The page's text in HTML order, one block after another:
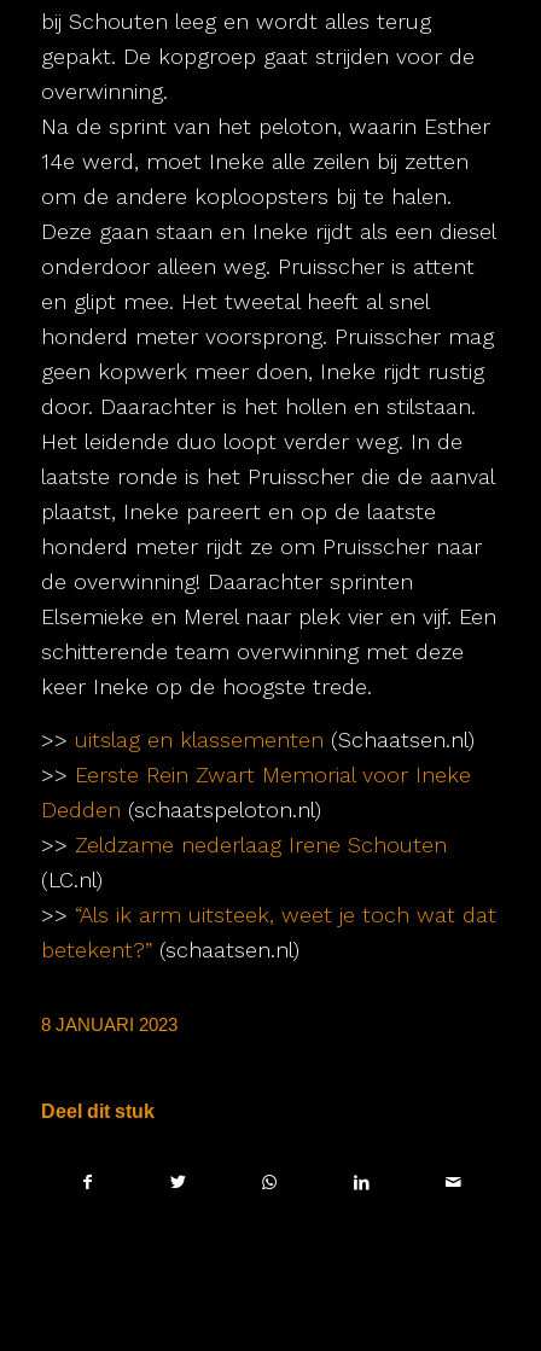
bij Schouten leeg en wordt alles terug
gepakt. De kopgroep gaat strijden voor de
overwinning.
Na de sprint van het peloton, waarin Esther
14e werd, moet Ineke alle zeilen bij zetten
om de andere koploopsters bij te halen.
Deze gaan staan en Ineke rijdt als een diesel
onderdoor alleen weg. Pruisscher is attent
en glipt mee. Het tweetal heeft al snel
honderd meter voorsprong. Pruisscher mag
geen kopwerk meer doen, Ineke rijdt rustig
door. Daarachter is het hollen en stilstaan.
Het leidende duo loopt verder weg. In de
laatste ronde is het Pruisscher die de aanval
plaatst, Ineke pareert en op de laatste
honderd meter rijdt ze om Pruisscher naar
de overwinning! Daarachter sprinten
Elsemieke en Merel naar plek vier en vijf. Een
schitterende team overwinning met deze
keer Ineke op de hoogste trede.
>> uitslag en klassementen (Schaatsen.nl)
>> Eerste Rein Zwart Memorial voor Ineke
Dedden (schaatspeloton.nl)
>> Zeldzame nederlaag Irene Schouten
(LC.nl)
>> “Als ik arm uitsteek, weet je toch wat dat
betekent?”(schaatsen.nl)
8 JANUARI 2023
Deel dit stuk